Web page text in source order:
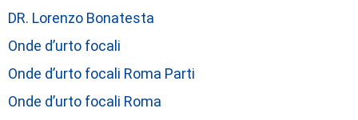
DR. Lorenzo Bonatesta
Onde d’urto focali
Onde d’urto focali Roma Parti
Onde d’urto focali Roma